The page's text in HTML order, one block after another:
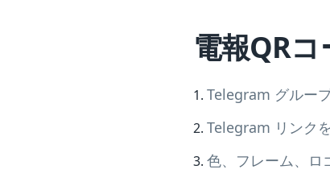
電報QR
Telegram グルー
Telegram リンク
色、フレーム、ロ